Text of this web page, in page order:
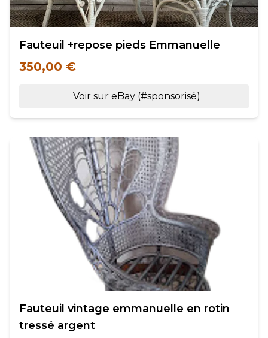
Fauteuil +repose pieds Emmanuelle
350,00 €
Voir sur eBay (#sponsorisé)
Fauteuil vintage emmanuelle en rotin
tressé argent